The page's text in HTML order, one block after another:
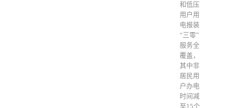
和低压
用户用
电报装
“三零”
服务全
覆盖，
其中非
居民用
户办电
时间减
至15个